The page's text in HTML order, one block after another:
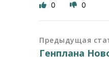
0 0
Предыдущая
Генплана